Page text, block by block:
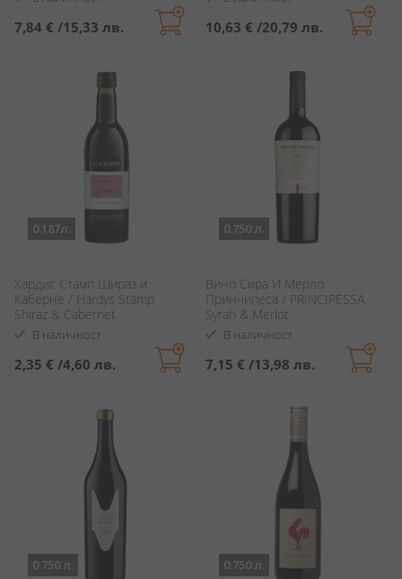
7,84 € /15,33 лв. 10,63 € /20,79 лв.
0.187л.
Хардис Стамп Шираз и
Каберне / Hardys Stamp
Shiraz & Cabernet
В наличност
2,35 € /4,60 лв.
0.750 л.
Вино Сира И Мерло
Принчипеса / PRINCIPESSA
Syrah & Merlot
В наличност
7,15 € /13,98 лв.
0.750 л. 0.750 л.